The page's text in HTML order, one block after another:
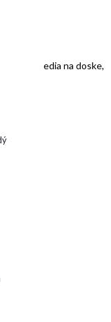
mixed media na doske,